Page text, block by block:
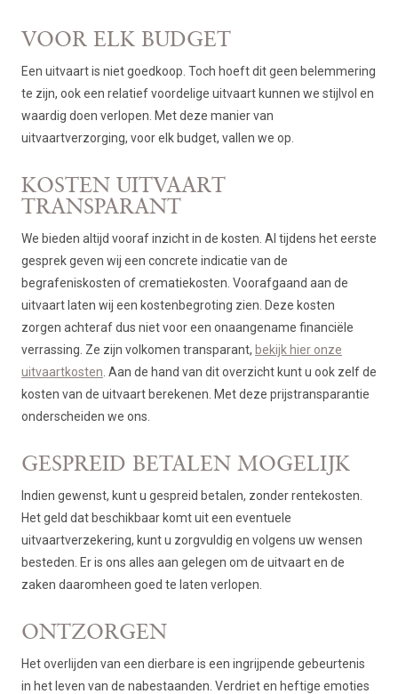
VOOR ELK BUDGET
Een uitvaart is niet goedkoop. Toch hoeft dit geen belemmering
te zijn, ook een relatief voordelige uitvaart kunnen we stijlvol en
waardig doen verlopen. Met deze manier van
uitvaartverzorging, voor elk budget, vallen we op.
KOSTEN UITVAART
TRANSPARANT
We bieden altijd vooraf inzicht in de kosten. Al tijdens het eerste
gesprek geven wij een concrete indicatie van de
begrafeniskosten of crematiekosten. Voorafgaand aan de
uitvaart laten wij een kostenbegroting zien. Deze kosten
zorgen achteraf dus niet voor een onaangename financiële
verrassing. Ze zijn volkomen transparant, bekijk hier onze
uitvaartkosten . Aan de hand van dit overzicht kunt u ook zelf de
kosten van de uitvaart berekenen. Met deze prijstransparantie
onderscheiden we ons.
GESPREID BETALEN MOGELIJK
Indien gewenst, kunt u gespreid betalen, zonder rentekosten.
Het geld dat beschikbaar komt uit een eventuele
uitvaartverzekering, kunt u zorgvuldig en volgens uw wensen
besteden. Er is ons alles aan gelegen om de uitvaart en de
zaken daaromheen goed te laten verlopen.
ONTZORGEN
Het overlijden van een dierbare is een ingrijpende gebeurtenis
in het leven van de nabestaanden. Verdriet en heftige emoties